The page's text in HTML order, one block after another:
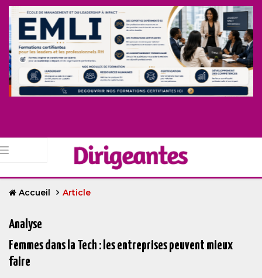
Accueil Article
Analyse
Femmes dans la Tech : les entreprises peuvent mieux
faire